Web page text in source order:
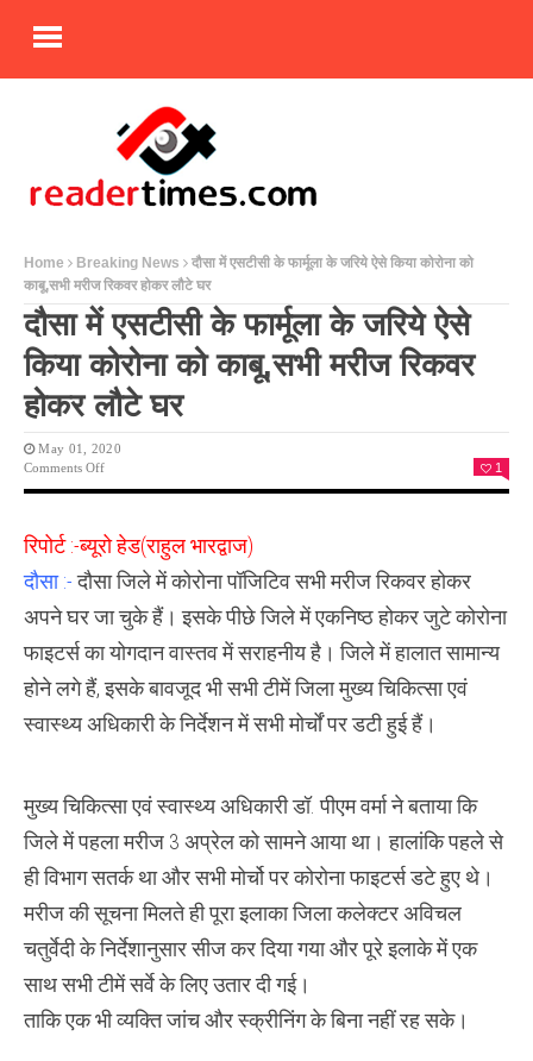
Home Breaking News
दौसा में एसटीसी के फार्मूला के जरिये ऐसे किया कोरोना को
काबू,सभी मरीज रिकवर होकर लौटे घर
दौसा में एसटीसी के फार्मूला के जरिये ऐसे
किया कोरोना को काबू,सभी मरीज रिकवर
होकर लौटे घर
May 01, 2020
Comments OffOn
के
के
ऐसे
कोरोना
काबू,सभी
मरीज
रिकवर
1
रिपोर्ट :-ब्यूरो हेड(राहुल भारद्वाज)
दौसा :-दौसा जिले में कोरोना पॉजिटिव सभी मरीज रिकवर होकर
अपने घर जा चुके हैं। इसके पीछे जिले में एकनिष्ठ होकर जुटे कोरोना
फाइटर्स का योगदान वास्तव में सराहनीय है। जिले में हालात सामान्य
होने लगे हैं, इसके बावजूद भी सभी टीमें जिला मुख्य चिकित्सा एवं
स्वास्थ्य अधिकारी के निर्देशन में सभी मोर्चों पर डटी हुई हैं।
मुख्य चिकित्सा एवं स्वास्थ्य अधिकारी डॉ. पीएम वर्मा ने बताया कि
जिले में पहला मरीज 3 अप्रेल को सामने आया था। हालांकि पहले से
ही विभाग सतर्क था और सभी मोर्चो पर कोरोना फाइटर्स डटे हुए थे।
मरीज की सूचना मिलते ही पूरा इलाका जिला कलेक्टर अविचल
चतुर्वेदी के निर्देशानुसार सीज कर दिया गया और पूरे इलाके में एक
साथ सभी टीमें सर्वे के लिए उतार दी गई।
ताकि एक भी व्यक्ति जांच और स्क्रीनिंग के बिना नहीं रह सके।